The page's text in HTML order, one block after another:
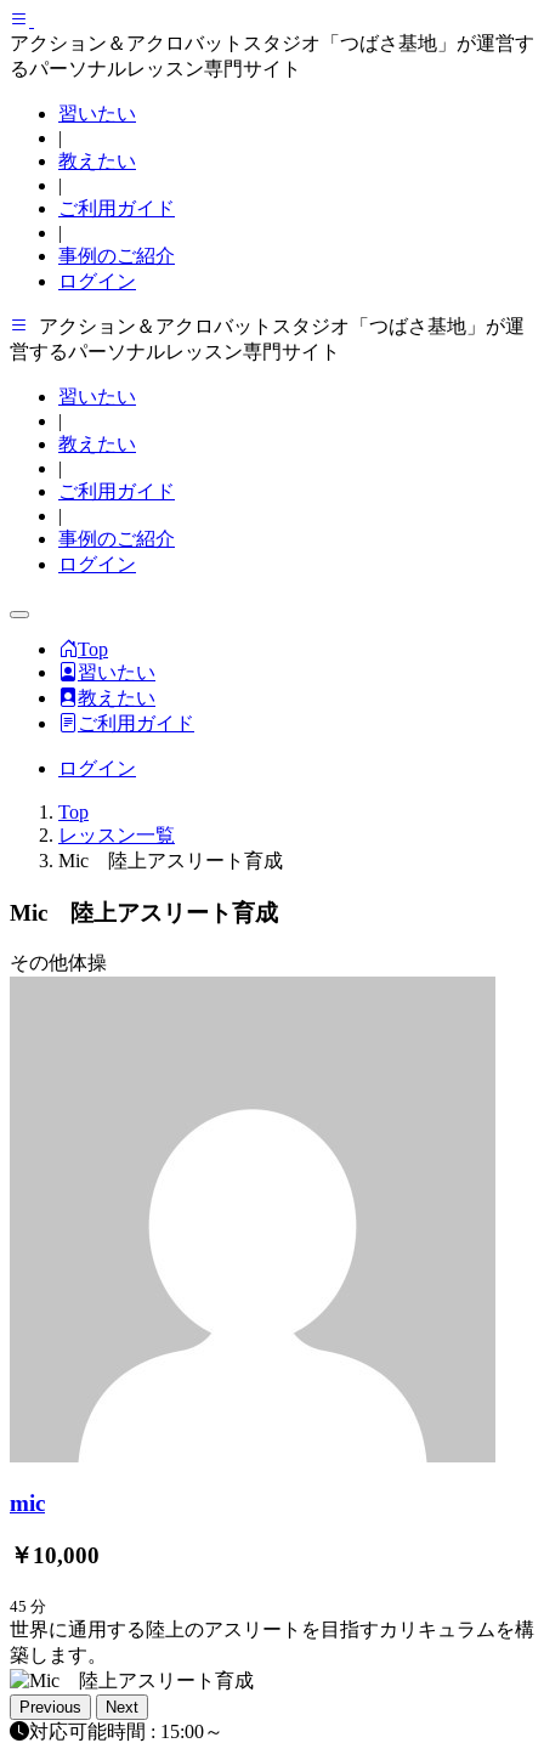
アクション＆アクロバットスタジオ「つばさ基地」が運営す
るパーソナルレッスン専門サイト
習いたい
|
教えたい
|
ご利用ガイド
|
事例のご紹介
ログイン
アクション＆アクロバットスタジオ「つばさ基地」が運
営するパーソナルレッスン専門サイト
習いたい
|
教えたい
|
ご利用ガイド
|
事例のご紹介
ログイン
Top
習いたい
教えたい
ご利用ガイド
ログイン
Top
レッスン一覧
Mic 陸上アスリート育成
Mic 陸上アスリート育成
その他体操
mic
￥10,000
45 分
世界に通用する陸上のアスリートを目指すカリキュラムを構
築します。
Previous Next
対応可能時間 : 15:00～